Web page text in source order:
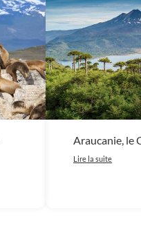
Araucanie, le
Lire la suite